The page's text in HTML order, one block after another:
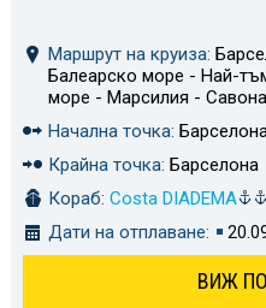
Маршрут на круиза:
Балеарско море - Най-
море - Марсилия -
Начална точка:
Крайна точка: Барселона
Кораб: Costa DIADEMA
Дати на отплаване:
ВИЖ